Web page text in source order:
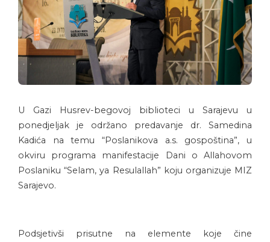
U Gazi Husrev-begovoj biblioteci u Sarajevu u
ponedjeljak je održano predavanje dr. Samedina
Kadića na temu “Poslanikova a.s. gospoština”, u
okviru programa manifestacije Dani o Allahovom
Poslaniku “Selam, ya Resulallah” koju organizuje MIZ
Sarajevo.
Podsjetivši prisutne na elemente koje čine